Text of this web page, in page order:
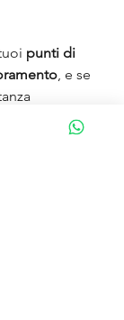
punti di
, e se
profilo
può trovare